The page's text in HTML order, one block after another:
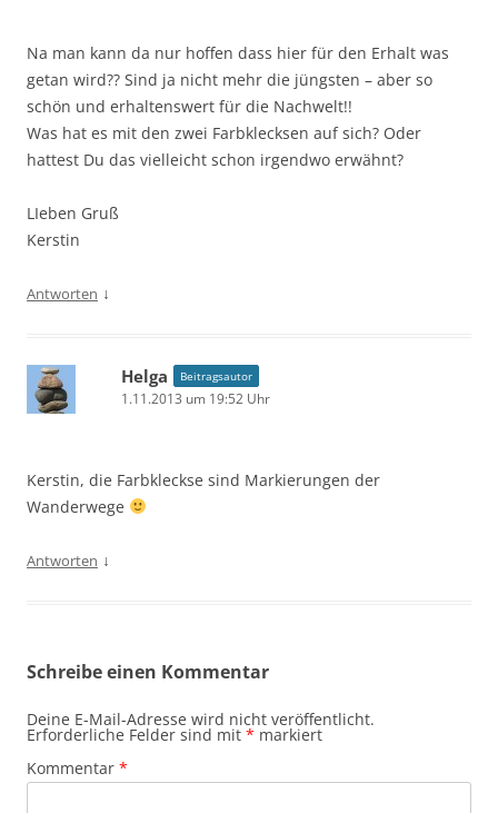
Na man kann da nur hoffen dass hier für den Erhalt was
getan wird?? Sind ja nicht mehr die jüngsten – aber so
schön und erhaltenswert für die Nachwelt!!
Was hat es mit den zwei Farbklecksen auf sich? Oder
hattest Du das vielleicht schon irgendwo erwähnt?
LIeben Gruß
Kerstin
Antworten ↓
Helga Beitragsautor
1.11.2013 um 19:52 Uhr
Kerstin, die Farbkleckse sind Markierungen der
Wanderwege
Antworten ↓
Schreibe einen Kommentar
Deine E-Mail-Adresse wird nicht veröffentlicht.
Erforderliche Felder sind mit * markiert
Kommentar *